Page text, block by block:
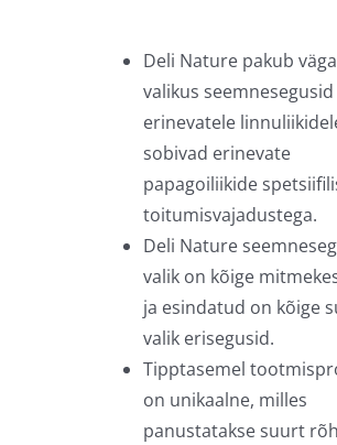
Deli Nature pakub
valikus seemnesegusid
erinevatele
sobivad erinevate
papagoiliikide
toitumisvajadustega.
Deli Nature
valik on kõige
ja esindatud on kõige
valik erisegusid.
Tipptasemel
on unikaalne, milles
panustatakse suurt